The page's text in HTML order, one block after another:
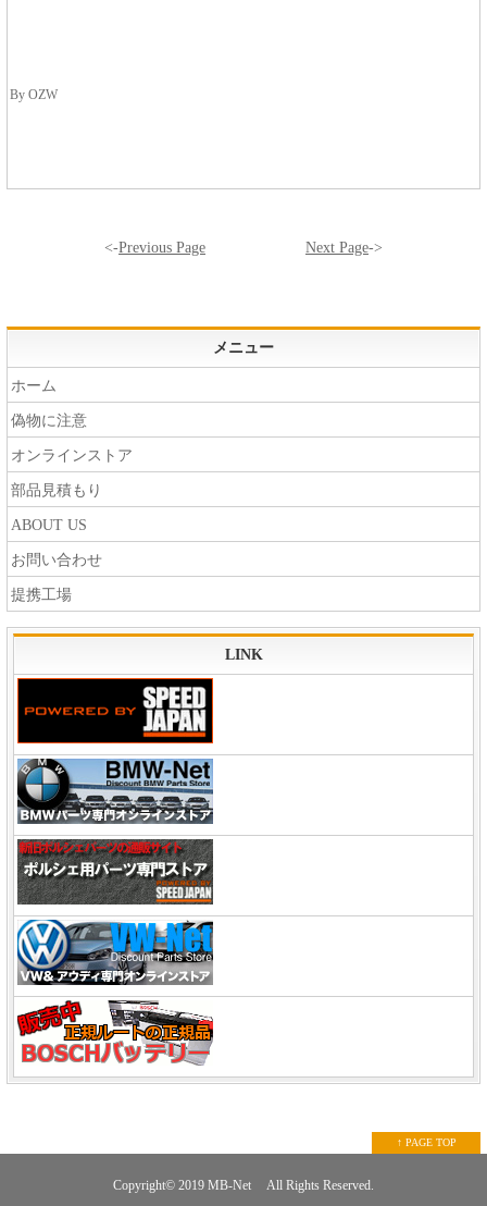
By OZW
<-Previous Page Next Page->
メニュー
ホーム
偽物に注意
オンラインストア
部品見積もり
ABOUT US
お問い合わせ
提携工場
LINK
↑ PAGE TOP
Copyright© 2019 MB-Net All Rights Reserved.